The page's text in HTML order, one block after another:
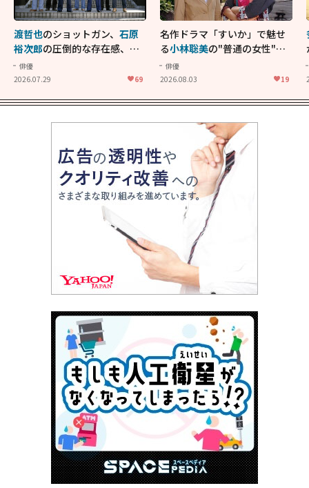
渡哲也のショットガン、 石原
裕次郎の圧倒的な存在感、 舘
ひろし
ン！"大門軍団"のカッコよさ
II」
俳優
2026.07.29
69
名作ドラマ「すいか」で魅せ
る小林聡美の"普通の女性"が
大人に刺さる...映画「かもめ
食堂」にも通じる静かな芝居
俳優
2026.08.03
19